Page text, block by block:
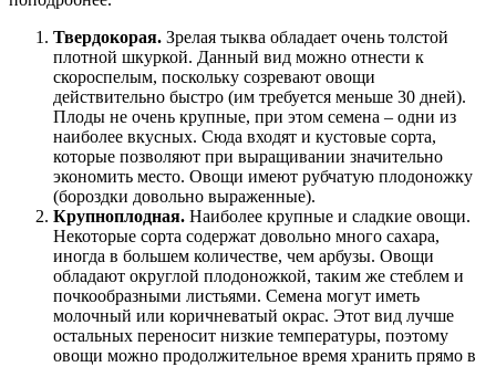
Твердокорая. Зрелая тыква обладает очень толстой
плотной шкуркой. Данный вид можно отнести к
скороспелым, поскольку созревают овощи
действительно быстро (им требуется меньше 30 дней).
Плоды не очень крупные, при этом семена – одни из
наиболее вкусных. Сюда входят и кустовые сорта,
которые позволяют при выращивании значительно
экономить место. Овощи имеют рубчатую плодоножку
(бороздки довольно выраженные).
Крупноплодная. Наиболее крупные и сладкие овощи.
Некоторые сорта содержат довольно много сахара,
иногда в большем количестве, чем арбузы. Овощи
обладают округлой плодоножкой, таким же стеблем и
почкообразными листьями. Семена могут иметь
молочный или коричневатый окрас. Этот вид лучше
остальных переносит низкие температуры, поэтому
овощи можно продолжительное время хранить прямо в